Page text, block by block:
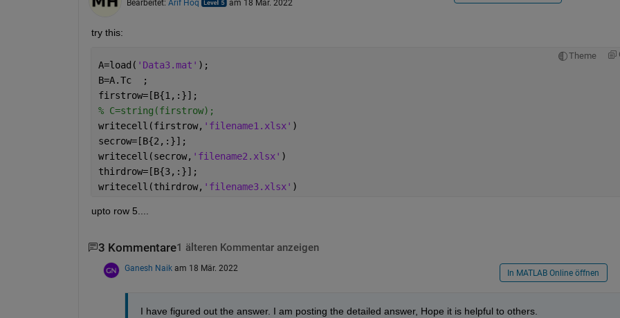
Bearbeitet: Arif Hoq am 18 Mär. 2022
try this:
Theme
A=load( 'Data3.mat' );
B=A.Tc  ;
firstrow=[B{1,:}];
% C=string(firstrow);
writecell(firstrow, 'filename1.xlsx' )
secrow=[B{2,:}];
writecell(secrow, 'filename2.xlsx' )
thirdrow=[B{3,:}];
writecell(thirdrow, 'filename3.xlsx' )
upto row 5....
3 Kommentare1 älteren Kommentar anzeigen
Ganesh Naik am 18 Mär. 2022 In MATLAB Online öffnen
I have figured out the answer. I am posting the detailed answer, Hope it is helpful to others.